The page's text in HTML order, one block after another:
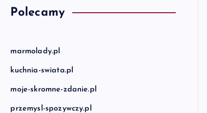
Polecamy
marmolady.pl
kuchnia-swiata.pl
moje-skromne-zdanie.pl
przemysl-spozywczy.pl